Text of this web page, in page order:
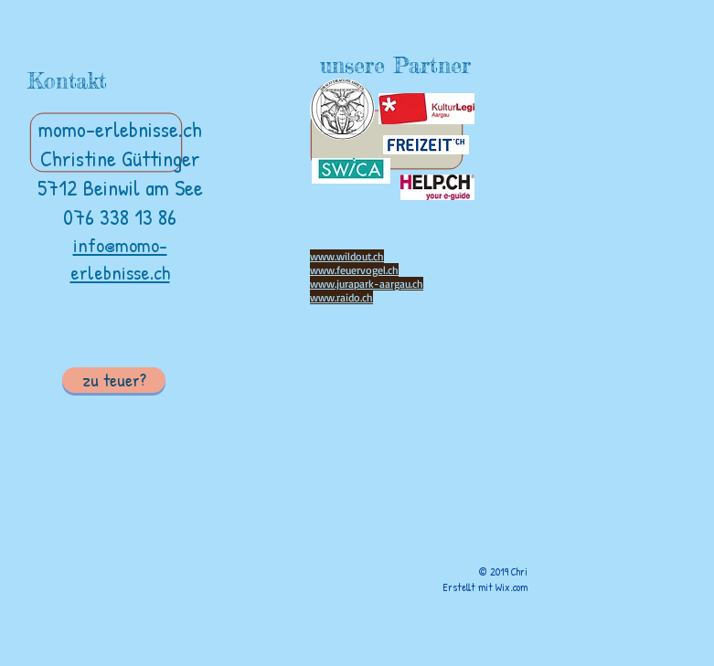
Kontakt
momo-erlebnisse.ch
Christine Güttinger
5712 Beinwil am See
076 338 13 86
info@momo-
erlebnisse.ch
www.wildout.ch
www.feuervogel.ch
www.jurapark-aargau.ch
www.raido.ch
unsere Partner
zu teuer?
© 2019 Chri
Erstellt mitWix.com